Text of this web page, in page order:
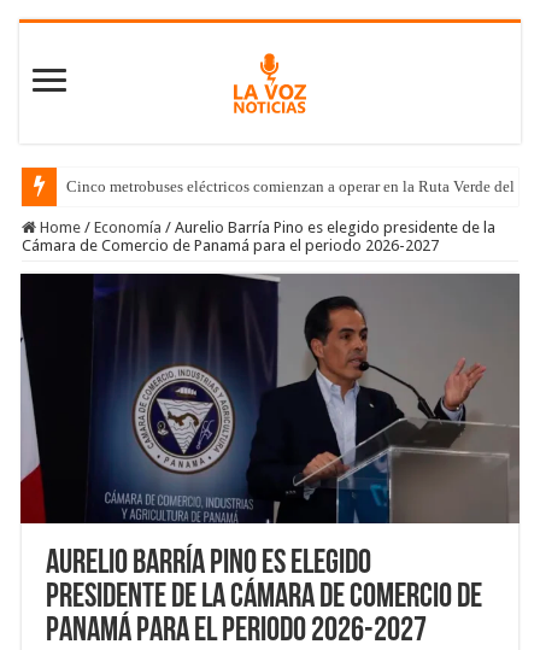
Cinco metrobuses eléctricos comienzan a operar en la Ruta Verde del
Home / Economía / Aurelio Barría Pino es elegido presidente de la
Cámara de Comercio de Panamá para el periodo 2026-2027
Aurelio Barría Pino es elegido
presidente de la Cámara de Comercio de
Panamá para el periodo 2026-2027